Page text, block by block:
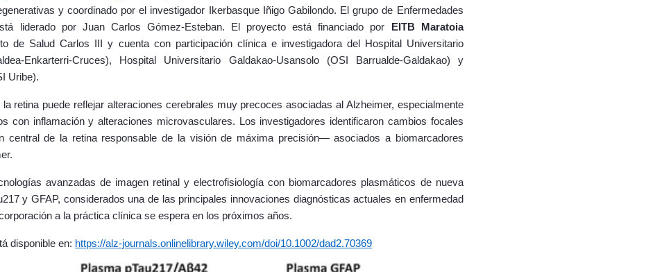
y coordinado por el investigador Ikerbasque Iñigo Gabilondo. El grupo de Enfermedades
liderado por Juan Carlos Gómez-Esteban. El proyecto está financiado por
EITB Maratoia
de Salud Carlos III y cuenta con participación clínica e investigadora del Hospital Universitario
Enkarterri-Cruces), Hospital Universitario Galdakao-Usansolo (OSI Barrualde-Galdakao) y
Uribe).
retina puede reflejar alteraciones cerebrales muy precoces asociadas al Alzheimer, especialmente
con inflamación y alteraciones microvasculares. Los investigadores identificaron cambios focales
central de la retina responsable de la visión de máxima precisión— asociados a biomarcadores
avanzadas de imagen retinal y electrofisiología con biomarcadores plasmáticos de nueva
y GFAP, considerados una de las principales innovaciones diagnósticas actuales en enfermedad
a la práctica clínica se espera en los próximos años.
disponible en: https://alz-journals.onlinelibrary.wiley.com/doi/10.1002/dad2.70369